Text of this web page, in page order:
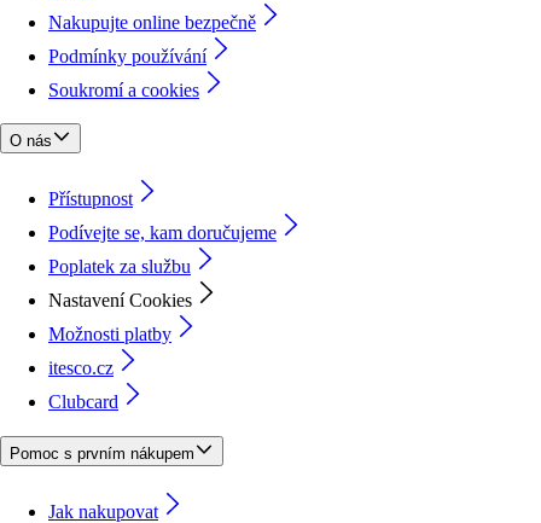
Nakupujte online bezpečně
Podmínky používání
Soukromí a cookies
O nás
Přístupnost
Podívejte se, kam doručujeme
Poplatek za službu
Nastavení Cookies
Možnosti platby
itesco.cz
Clubcard
Pomoc s prvním nákupem
Jak nakupovat